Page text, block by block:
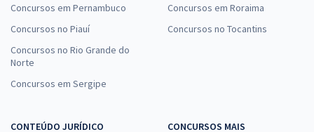
Concursos em Pernambuco
Concursos no Piauí
Concursos no Rio Grande do
Norte
Concursos em Sergipe
Concursos em Roraima
Concursos no Tocantins
CONTEÚDO JURÍDICO
CONCURSOS MAIS